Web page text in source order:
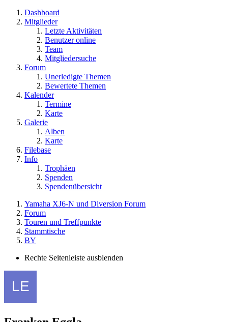
Dashboard
Mitglieder
Letzte Aktivitäten
Benutzer online
Team
Mitgliedersuche
Forum
Unerledigte Themen
Bewertete Themen
Kalender
Termine
Karte
Galerie
Alben
Karte
Filebase
Info
Trophäen
Spenden
Spendenübersicht
Yamaha XJ6-N und Diversion Forum
Forum
Touren und Treffpunkte
Stammtische
BY
Rechte Seitenleiste ausblenden